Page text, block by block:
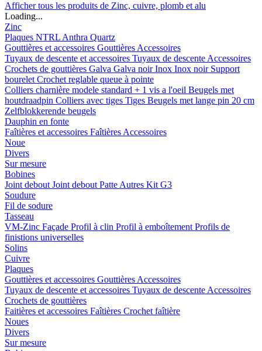
Afficher tous les produits de Zinc, cuivre, plomb et alu
Loading...
Zinc
Plaques NTRL Anthra Quartz
Gouttières et accessoires Gouttières Accessoires
Tuyaux de descente et accessoires Tuyaux de descente Accessoires
Crochets de gouttières Galva Galva noirInox Inox noir Support
bourelet Crochet reglable queue à pointe
Colliers charnière modele standard + 1 vis a l'oeil Beugels met
houtdraadpin Colliers avec tiges Tiges Beugels met lange pin 20 cm
Zelfblokkerende beugels
Dauphin en fonte
Faîtières et accessoires Faîtières Accessoires
Noue
Divers
Sur mesure
Bobines
Joint debout Joint debout Patte Autres Kit G3
Soudure
Fil de sodure
Tasseau
VM-Zinc Façade Profil à clin Profil à emboîtement Profils de
finistions universelles
Solins
Cuivre
Plaques
Gouttières et accessoires Gouttières Accessoires
Tuyaux de descente et accessoires Tuyaux de descente Accessoires
Crochets de gouttières
Faitières et accessoires Faîtières Crochet faîtière
Noues
Divers
Sur mesure